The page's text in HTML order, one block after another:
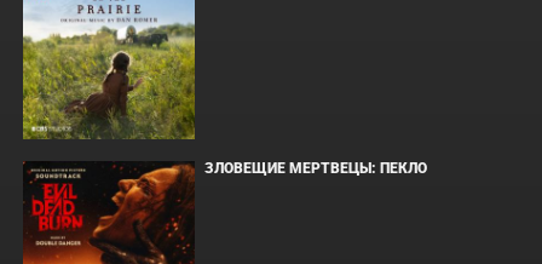
ЗЛОВЕЩИЕ МЕРТВЕЦЫ: ПЕКЛО